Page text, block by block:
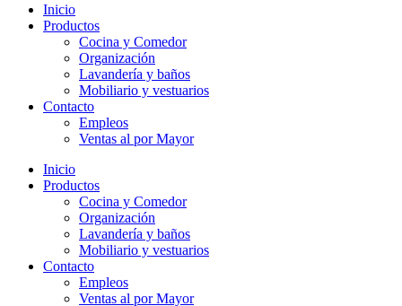
Inicio
Productos
Cocina y Comedor
Organización
Lavandería y baños
Mobiliario y vestuarios
Contacto
Empleos
Ventas al por Mayor
Inicio
Productos
Cocina y Comedor
Organización
Lavandería y baños
Mobiliario y vestuarios
Contacto
Empleos
Ventas al por Mayor